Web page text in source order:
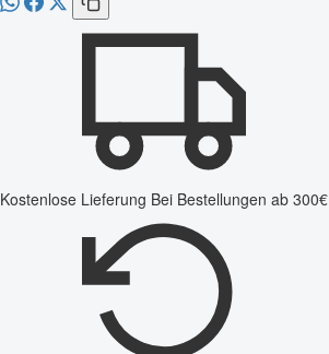
Kostenlose Lieferung Bei Bestellungen ab 300€